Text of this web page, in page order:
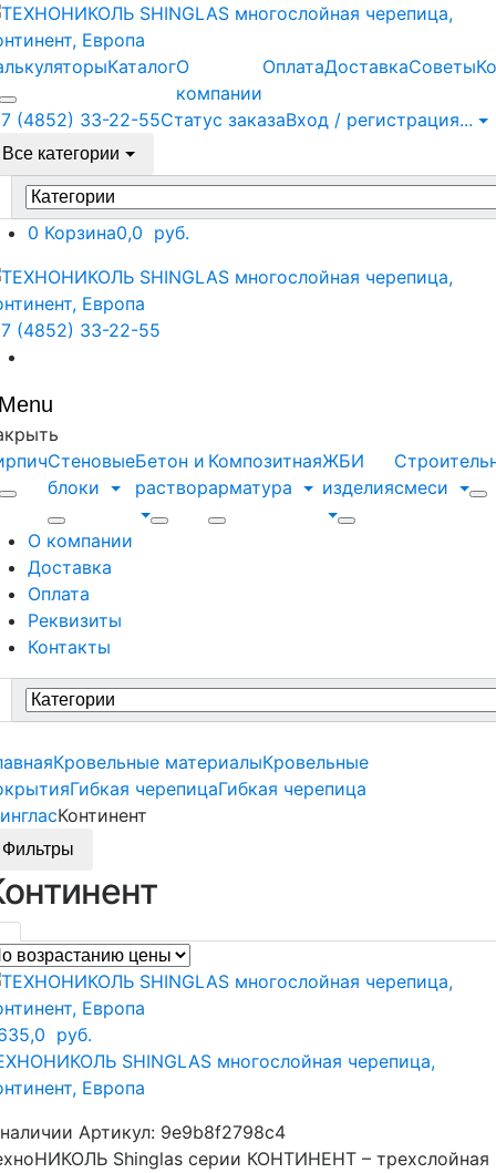
КаталогО
компании
ОплатаДоставкаСоветы
(4852) 33-22-55Статус заказаВход / регистрация...
Все категории
0 Корзина0,0 руб.
(4852) 33-22-55
Стеновые
блоки
Бетон и
раствор
Композитная
арматура
ЖБИ
изделиясмеси
О компании
Доставка
Оплата
Реквизиты
Контакты
Кровельные материалыКровельные
Гибкая черепицаГибкая черепица
Континент
Фильтры
руб.
SHINGLAS многослойная черепица,
Европа
Артикул: 9e9b8f2798c4
Shinglas серии КОНТИНЕНТ – трехслойная